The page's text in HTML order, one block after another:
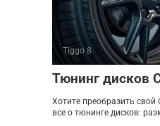
Tiggo 8
Тюнинг дисков
Хотите преобразить свой
все о тюнинге дисков: